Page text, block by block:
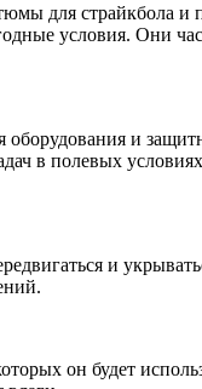
для страйкбола
условия. Они
и
в полевых
и
он будет